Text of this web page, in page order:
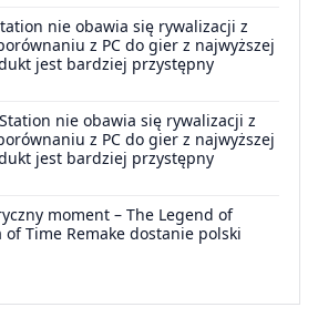
nie obawia się rywalizacji z
z PC do gier z najwyższej
jest bardziej przystępny
nie obawia się rywalizacji z
z PC do gier z najwyższej
jest bardziej przystępny
moment – The Legend of
of Time Remake dostanie polski